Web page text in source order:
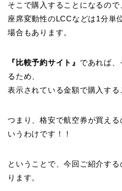
そこで購入することになるので
座席変動性のLCCなどは1分単
場合もあります。
『比較予約サイト』 であれば
るため、
表示されている金額で購入する
つまり、格安で航空券が買える
いうわけです！！
ということで、今回ご紹介す
ります。